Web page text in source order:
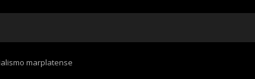
marplatense